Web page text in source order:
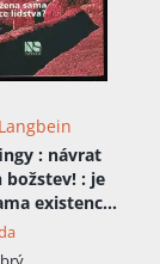
: návrat
: je
existence